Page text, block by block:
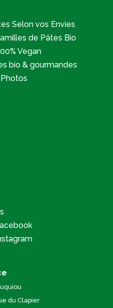
Selon vos Envies
de Pâtes Bio
Vegan
bio & gourmandes
du Clapier